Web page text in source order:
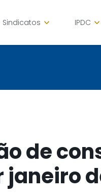
Sindicatos IPDC
de